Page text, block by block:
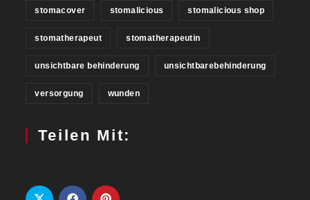
stomacover stomalicious stomalicious shop
stomatherapeut stomatherapeutin
unsichtbare behinderung unsichtbarebehinderung
versorgung wunden
Teilen Mit: